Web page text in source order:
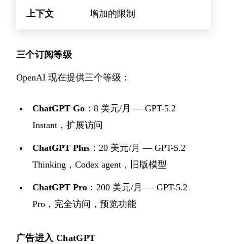
上下文 增加的限制
三个订阅等级
OpenAI 现在提供三个等级：
ChatGPT Go ：8 美元/月 — GPT-5.2
Instant，扩展访问
ChatGPT Plus ：20 美元/月 — GPT-5.2
Thinking，Codex agent，旧版模型
ChatGPT Pro ：200 美元/月 — GPT-5.2
Pro，完全访问，预览功能
广告进入 ChatGPT